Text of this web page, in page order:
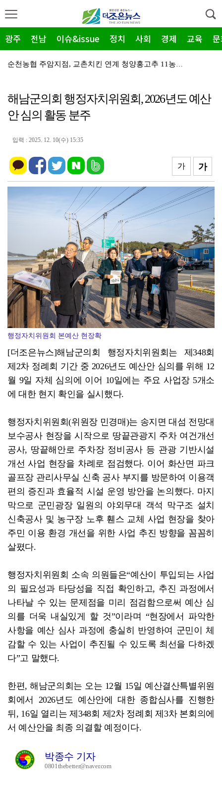
광주 전남 이슈&issue 정치 사회 경제 교육
순천농협 주암지점, 교촌치킨 연계 청양홍고추 11농가 …
광주지방보훈청, 백범 김구 150주년: 청렴·적극행정 …
전남광주특별시, 해남 '400MW 태양광' 착공…SK하…
전남광주특별시 '폭염 비상', 온열질환 고위험군 특별 …
(재)전라남도청소년미래재단, 아동·청소년 범죄예방 캠페…
영암 가뭄 '비상'… 서삼석 농해수위원장, 현장 점검
광양시 광영도서관, "AI 작가" 길 위의 인문학
장흥군-서대문구 청소년, 자매결연 '우정' 잇다
해남군의회 행정자치위원회, 2026년도 예산
안 심의 활동 분주
입력 : 2025. 12. 10(수) 15:35
가
가
행정자치위원회 본예산 현장확
[더조은뉴스]해남군의회 행정자치위원회는 제348회
제2차 정례회 기간 중 2026년도 예산안 심의를 위해 12
월 9일 자체 심의에 이어 10일에는 주요 사업장 5개소
에 대한 현지 확인을 실시했다.
행정자치위원회(위원장 민경매)는 송지면 대섬 전망대
보수공사 현장을 시작으로 땅끝관광지 주차 여건개선
공사, 땅끝해안로 주차장 정비공사 등 관광 기반시설
개선 사업 현장을 차례로 점검했다. 이어 화산면 파크
골프장 관리사무실 신축 공사 부지를 방문하여 이용객
편의 증진과 효율적 시설 운영 방안을 논의했다. 마지
막으로 군민광장 일원의 야외무대 객석 막구조 설치
신축공사 및 농구장 노후 휀스 교체 사업 현장을 찾아
주민 이용 환경 개선을 위한 사업 추진 방향을 꼼꼼히
살폈다.
행정자치위원회 소속 의원들은“예산이 투입되는 사업
의 필요성과 타당성을 직접 확인하고, 추진 과정에서
나타날 수 있는 문제점을 미리 점검함으로써 예산 심
의를 더욱 내실있게 할 것”이라며 “현장에서 파악한
사항을 예산 심사 과정에 충실히 반영하여 군민이 체
감할 수 있는 사업이 추진될 수 있도록 최선을 다하겠
다”고 말했다.
한편, 해남군의회는 오는 12월 15일 예산결산특별위원
회에서 2026년도 예산안에 대한 종합심사를 진행한
뒤, 16일 열리는 제348회 제2차 정례회 제3차 본회의에
서 예산안을 최종 의결할 예정이다.
박종수 기자
0801thebetter@naver.com